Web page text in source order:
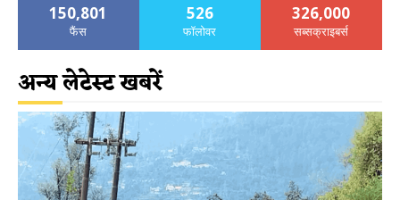
150,801
फैंस
526
फॉलोवर
326,000
सब्सक्राइबर्स
अन्य लेटेस्ट खबरें